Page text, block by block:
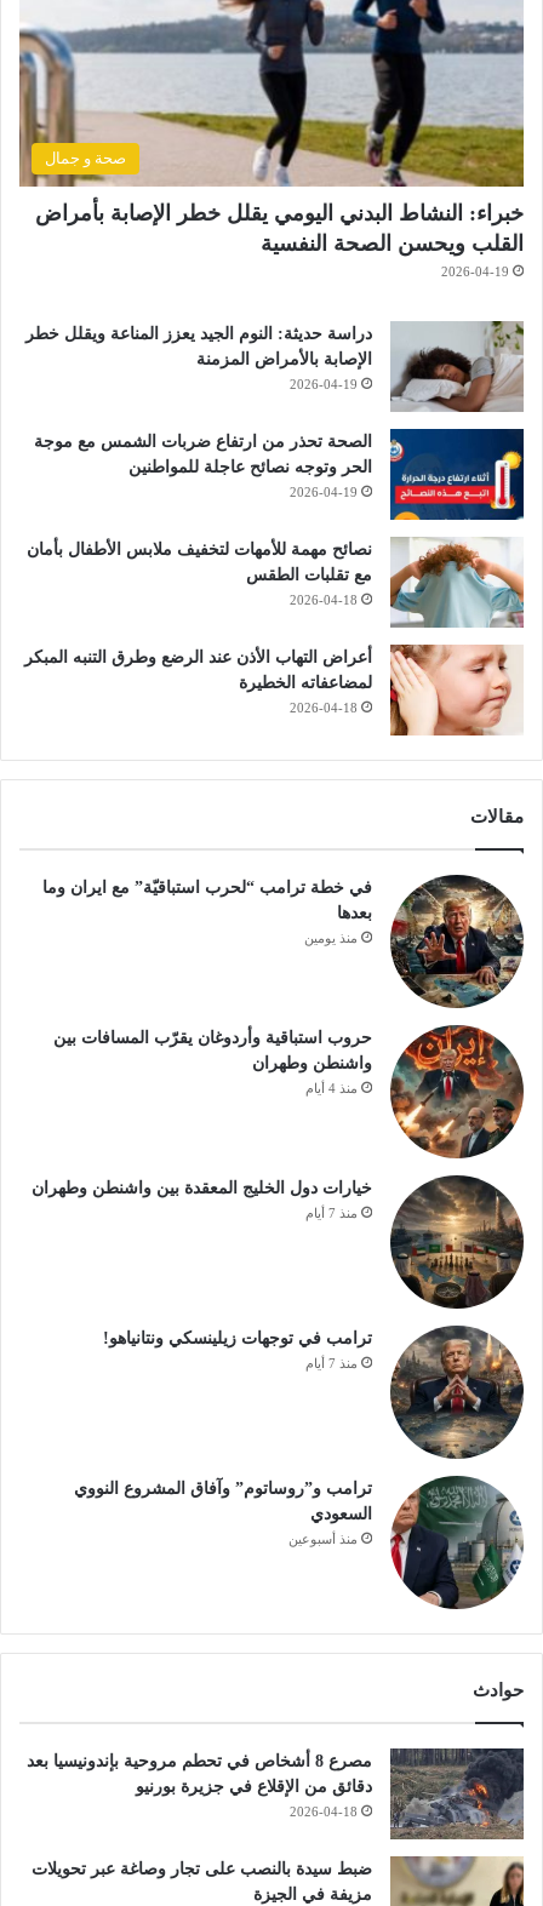
صحة و جمال
خبراء: النشاط البدني اليومي يقلل خطر الإصابة بأمراض
القلب ويحسن الصحة النفسية
2026-04-19
دراسة حديثة: النوم الجيد يعزز المناعة ويقلل خطر
الإصابة بالأمراض المزمنة
2026-04-19
الصحة تحذر من ارتفاع ضربات الشمس مع موجة
الحر وتوجه نصائح عاجلة للمواطنين
2026-04-19
نصائح مهمة للأمهات لتخفيف ملابس الأطفال بأمان
مع تقلبات الطقس
2026-04-18
أعراض التهاب الأذن عند الرضع وطرق التنبه المبكر
لمضاعفاته الخطيرة
2026-04-18
مقالات
في خطة ترامب “لحرب استباقيّة” مع ايران وما
بعدها
منذ يومين
حروب استباقية وأردوغان يقرّب المسافات بين
واشنطن وطهران
منذ 4 أيام
خيارات دول الخليج المعقدة بين واشنطن وطهران
منذ 7 أيام
ترامب في توجهات زيلينسكي ونتانياهو!
منذ 7 أيام
ترامب و”روساتوم” وآفاق المشروع النووي
السعودي
منذ أسبوعين
حوادث
مصرع 8 أشخاص في تحطم مروحية بإندونيسيا بعد
دقائق من الإقلاع في جزيرة بورنيو
2026-04-18
ضبط سيدة بالنصب على تجار وصاغة عبر تحويلات
مزيفة في الجيزة